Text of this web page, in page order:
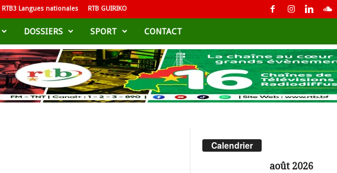
RTB3 Langues nationales RTB GUIRIKO
DOSSIERS SPORT CONTACT
Calendrier
août 2026